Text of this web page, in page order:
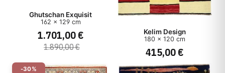
Ghutschan Exquisit
162 x 129 cm
1.701,00 €
1.890,00 €
Kelim Design
180 x 120 cm
415,00 €
-30%